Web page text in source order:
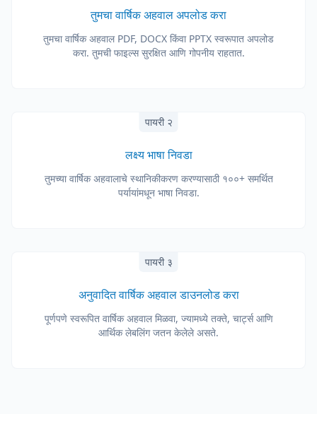
तुमचा वार्षिक अहवाल अपलोड करा
तुमचा वार्षिक अहवाल PDF, DOCX किंवा PPTX स्वरूपात अपलोड
करा. तुमची फाइल्स सुरक्षित आणि गोपनीय राहतात.
पायरी २
लक्ष्य भाषा निवडा
तुमच्या वार्षिक अहवालाचे स्थानिकीकरण करण्यासाठी १००+ समर्थित
पर्यायांमधून भाषा निवडा.
पायरी ३
अनुवादित वार्षिक अहवाल डाउनलोड करा
पूर्णपणे स्वरूपित वार्षिक अहवाल मिळवा, ज्यामध्ये तक्ते, चार्ट्स आणि
आर्थिक लेबलिंग जतन केलेले असते.